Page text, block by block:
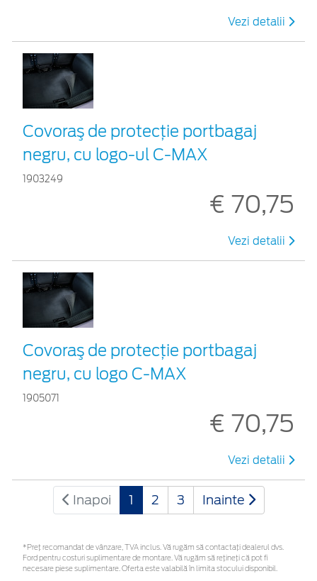
Vezi detalii
Covoraş de protecţie portbagaj
negru, cu logo-ul C-MAX
1903249
€ 70,75
Vezi detalii
Covoraş de protecţie portbagaj
negru, cu logo C-MAX
1905071
€ 70,75
Vezi detalii
Inapoi 1 2 3 Inainte
*Preţ recomandat de vânzare, TVA inclus. Vă rugăm să contactaţi dealerul dvs.
Ford pentru costuri suplimentare de montare. Vă rugăm să rețineți că pot fi
necesare piese suplimentare. Oferta este valabilă în limita stocului disponibil.